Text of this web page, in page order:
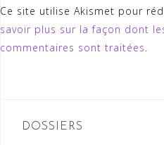
Ce site utilise Akismet pour
savoir plus sur la façon dont
commentaires sont traitées.
DOSSIERS